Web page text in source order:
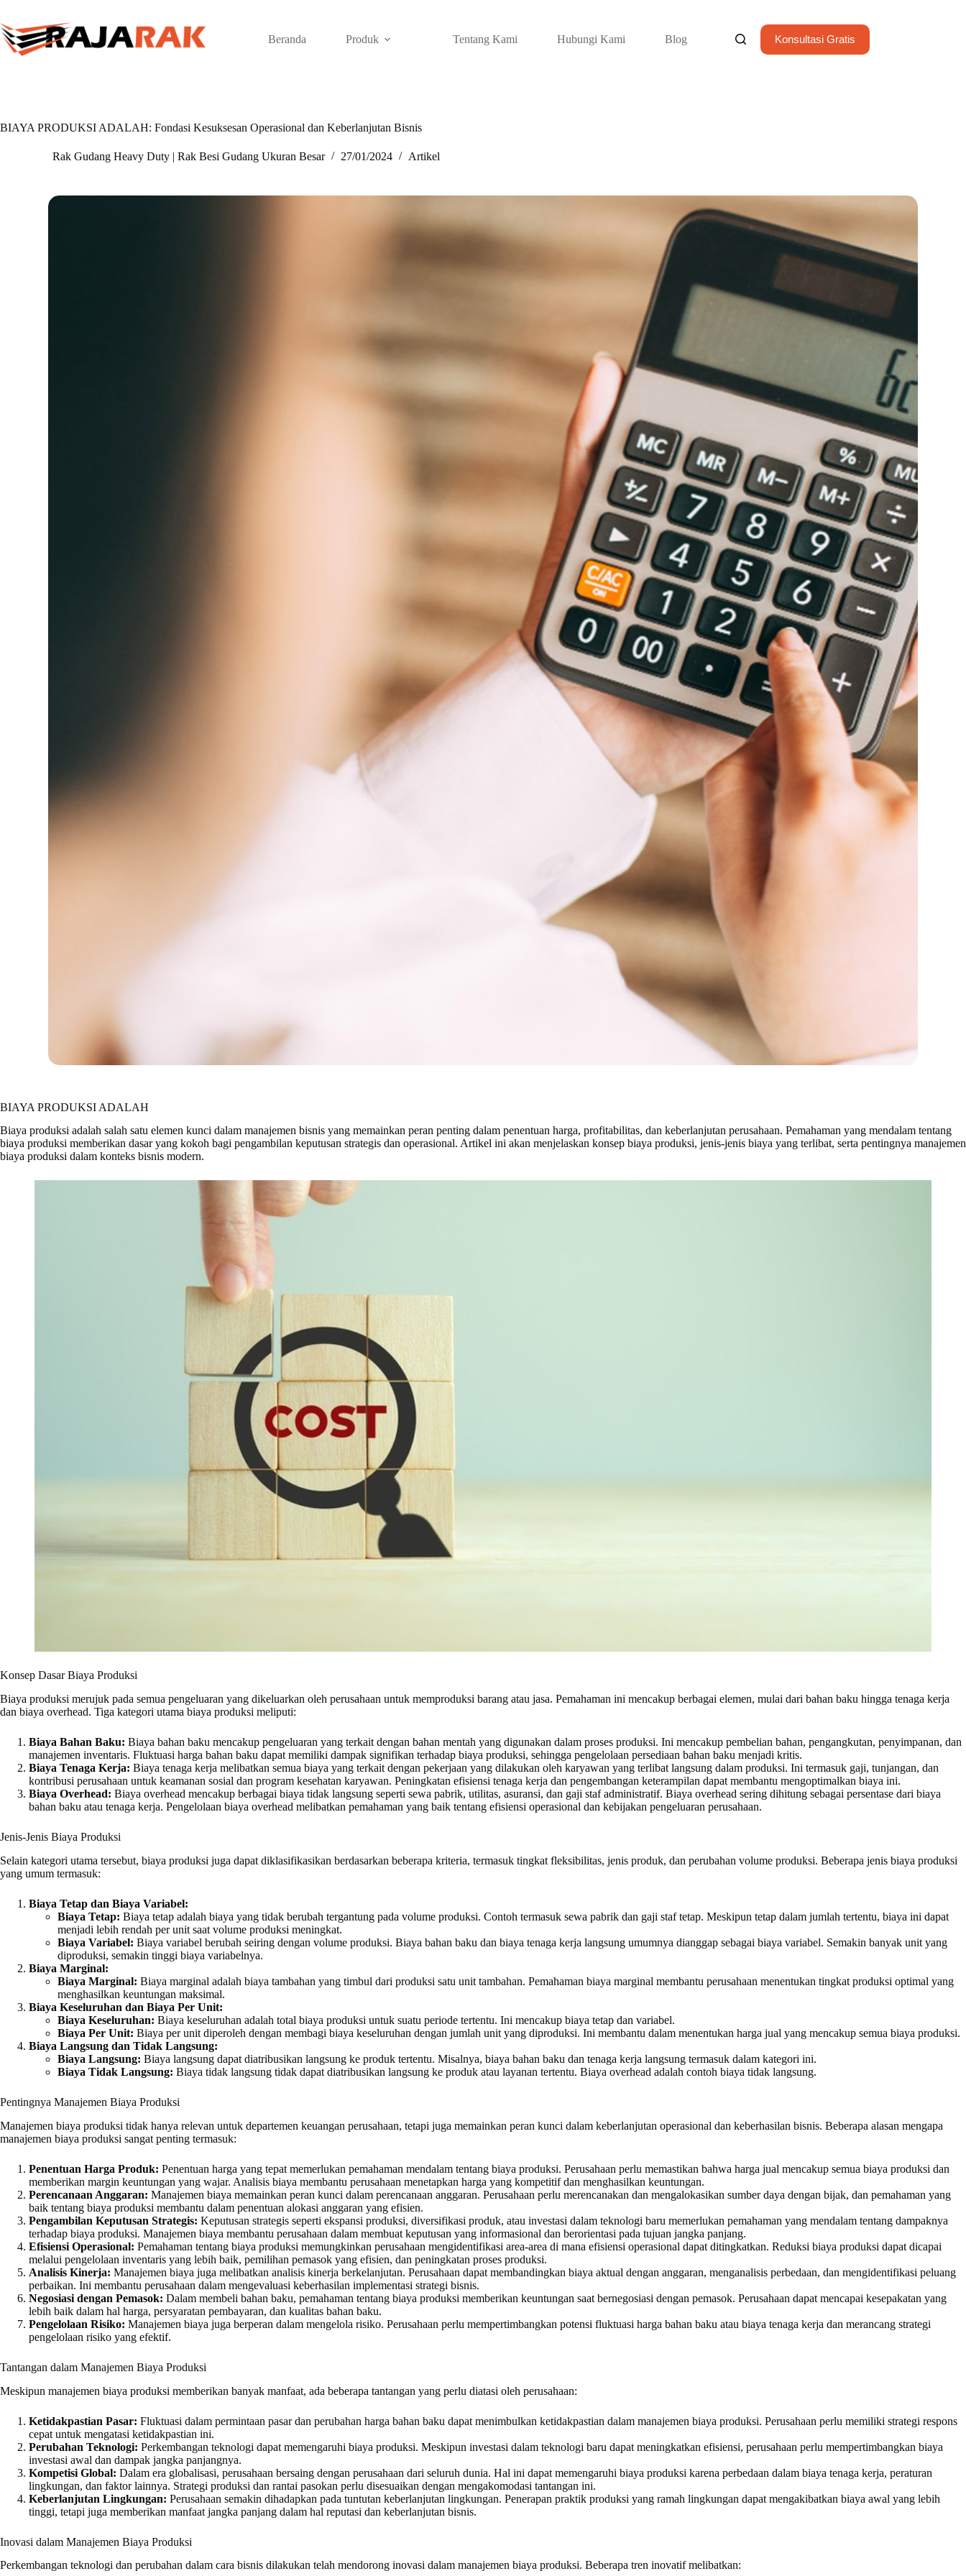
content
Beranda Produk Tentang Kami Hubungi Kami Blog Konsultasi Gratis
BIAYA PRODUKSI ADALAH: Fondasi Kesuksesan Operasional dan Keberlanjutan Bisnis
Rak Gudang Heavy Duty | Rak Besi Gudang Ukuran Besar 27/01/2024 Artikel
BIAYA PRODUKSI ADALAH
Biaya produksi adalah salah satu elemen kunci dalam manajemen bisnis yang memainkan peran penting dalam penentuan harga, profitabilitas, dan keberlanjutan perusahaan. Pemahaman yang mendalam tentang
biaya produksi memberikan dasar yang kokoh bagi pengambilan keputusan strategis dan operasional. Artikel ini akan menjelaskan konsep biaya produksi, jenis-jenis biaya yang terlibat, serta pentingnya manajemen
biaya produksi dalam konteks bisnis modern.
Konsep Dasar Biaya Produksi
Biaya produksi merujuk pada semua pengeluaran yang dikeluarkan oleh perusahaan untuk memproduksi barang atau jasa. Pemahaman ini mencakup berbagai elemen, mulai dari bahan baku hingga tenaga kerja
dan biaya overhead. Tiga kategori utama biaya produksi meliputi:
Biaya Bahan Baku: Biaya bahan baku mencakup pengeluaran yang terkait dengan bahan mentah yang digunakan dalam proses produksi. Ini mencakup pembelian bahan, pengangkutan, penyimpanan, dan
manajemen inventaris. Fluktuasi harga bahan baku dapat memiliki dampak signifikan terhadap biaya produksi, sehingga pengelolaan persediaan bahan baku menjadi kritis.
Biaya Tenaga Kerja: Biaya tenaga kerja melibatkan semua biaya yang terkait dengan pekerjaan yang dilakukan oleh karyawan yang terlibat langsung dalam produksi. Ini termasuk gaji, tunjangan, dan
kontribusi perusahaan untuk keamanan sosial dan program kesehatan karyawan. Peningkatan efisiensi tenaga kerja dan pengembangan keterampilan dapat membantu mengoptimalkan biaya ini.
Biaya Overhead: Biaya overhead mencakup berbagai biaya tidak langsung seperti sewa pabrik, utilitas, asuransi, dan gaji staf administratif. Biaya overhead sering dihitung sebagai persentase dari biaya
bahan baku atau tenaga kerja. Pengelolaan biaya overhead melibatkan pemahaman yang baik tentang efisiensi operasional dan kebijakan pengeluaran perusahaan.
Jenis-Jenis Biaya Produksi
Selain kategori utama tersebut, biaya produksi juga dapat diklasifikasikan berdasarkan beberapa kriteria, termasuk tingkat fleksibilitas, jenis produk, dan perubahan volume produksi. Beberapa jenis biaya produksi
yang umum termasuk:
Biaya Tetap dan Biaya Variabel:
Biaya Tetap: Biaya tetap adalah biaya yang tidak berubah tergantung pada volume produksi. Contoh termasuk sewa pabrik dan gaji staf tetap. Meskipun tetap dalam jumlah tertentu, biaya ini dapat
menjadi lebih rendah per unit saat volume produksi meningkat.
Biaya Variabel: Biaya variabel berubah seiring dengan volume produksi. Biaya bahan baku dan biaya tenaga kerja langsung umumnya dianggap sebagai biaya variabel. Semakin banyak unit yang
diproduksi, semakin tinggi biaya variabelnya.
Biaya Marginal:
Biaya Marginal: Biaya marginal adalah biaya tambahan yang timbul dari produksi satu unit tambahan. Pemahaman biaya marginal membantu perusahaan menentukan tingkat produksi optimal yang
menghasilkan keuntungan maksimal.
Biaya Keseluruhan dan Biaya Per Unit:
Biaya Keseluruhan: Biaya keseluruhan adalah total biaya produksi untuk suatu periode tertentu. Ini mencakup biaya tetap dan variabel.
Biaya Per Unit: Biaya per unit diperoleh dengan membagi biaya keseluruhan dengan jumlah unit yang diproduksi. Ini membantu dalam menentukan harga jual yang mencakup semua biaya produksi.
Biaya Langsung dan Tidak Langsung:
Biaya Langsung: Biaya langsung dapat diatribusikan langsung ke produk tertentu. Misalnya, biaya bahan baku dan tenaga kerja langsung termasuk dalam kategori ini.
Biaya Tidak Langsung: Biaya tidak langsung tidak dapat diatribusikan langsung ke produk atau layanan tertentu. Biaya overhead adalah contoh biaya tidak langsung.
Pentingnya Manajemen Biaya Produksi
Manajemen biaya produksi tidak hanya relevan untuk departemen keuangan perusahaan, tetapi juga memainkan peran kunci dalam keberlanjutan operasional dan keberhasilan bisnis. Beberapa alasan mengapa
manajemen biaya produksi sangat penting termasuk:
Penentuan Harga Produk: Penentuan harga yang tepat memerlukan pemahaman mendalam tentang biaya produksi. Perusahaan perlu memastikan bahwa harga jual mencakup semua biaya produksi dan
memberikan margin keuntungan yang wajar. Analisis biaya membantu perusahaan menetapkan harga yang kompetitif dan menghasilkan keuntungan.
Perencanaan Anggaran: Manajemen biaya memainkan peran kunci dalam perencanaan anggaran. Perusahaan perlu merencanakan dan mengalokasikan sumber daya dengan bijak, dan pemahaman yang
baik tentang biaya produksi membantu dalam penentuan alokasi anggaran yang efisien.
Pengambilan Keputusan Strategis: Keputusan strategis seperti ekspansi produksi, diversifikasi produk, atau investasi dalam teknologi baru memerlukan pemahaman yang mendalam tentang dampaknya
terhadap biaya produksi. Manajemen biaya membantu perusahaan dalam membuat keputusan yang informasional dan berorientasi pada tujuan jangka panjang.
Efisiensi Operasional: Pemahaman tentang biaya produksi memungkinkan perusahaan mengidentifikasi area-area di mana efisiensi operasional dapat ditingkatkan. Reduksi biaya produksi dapat dicapai
melalui pengelolaan inventaris yang lebih baik, pemilihan pemasok yang efisien, dan peningkatan proses produksi.
Analisis Kinerja: Manajemen biaya juga melibatkan analisis kinerja berkelanjutan. Perusahaan dapat membandingkan biaya aktual dengan anggaran, menganalisis perbedaan, dan mengidentifikasi peluang
perbaikan. Ini membantu perusahaan dalam mengevaluasi keberhasilan implementasi strategi bisnis.
Negosiasi dengan Pemasok: Dalam membeli bahan baku, pemahaman tentang biaya produksi memberikan keuntungan saat bernegosiasi dengan pemasok. Perusahaan dapat mencapai kesepakatan yang
lebih baik dalam hal harga, persyaratan pembayaran, dan kualitas bahan baku.
Pengelolaan Risiko: Manajemen biaya juga berperan dalam mengelola risiko. Perusahaan perlu mempertimbangkan potensi fluktuasi harga bahan baku atau biaya tenaga kerja dan merancang strategi
pengelolaan risiko yang efektif.
Tantangan dalam Manajemen Biaya Produksi
Meskipun manajemen biaya produksi memberikan banyak manfaat, ada beberapa tantangan yang perlu diatasi oleh perusahaan:
Ketidakpastian Pasar: Fluktuasi dalam permintaan pasar dan perubahan harga bahan baku dapat menimbulkan ketidakpastian dalam manajemen biaya produksi. Perusahaan perlu memiliki strategi respons
cepat untuk mengatasi ketidakpastian ini.
Perubahan Teknologi: Perkembangan teknologi dapat memengaruhi biaya produksi. Meskipun investasi dalam teknologi baru dapat meningkatkan efisiensi, perusahaan perlu mempertimbangkan biaya
investasi awal dan dampak jangka panjangnya.
Kompetisi Global: Dalam era globalisasi, perusahaan bersaing dengan perusahaan dari seluruh dunia. Hal ini dapat memengaruhi biaya produksi karena perbedaan dalam biaya tenaga kerja, peraturan
lingkungan, dan faktor lainnya. Strategi produksi dan rantai pasokan perlu disesuaikan dengan mengakomodasi tantangan ini.
Keberlanjutan Lingkungan: Perusahaan semakin dihadapkan pada tuntutan keberlanjutan lingkungan. Penerapan praktik produksi yang ramah lingkungan dapat mengakibatkan biaya awal yang lebih
tinggi, tetapi juga memberikan manfaat jangka panjang dalam hal reputasi dan keberlanjutan bisnis.
Inovasi dalam Manajemen Biaya Produksi
Perkembangan teknologi dan perubahan dalam cara bisnis dilakukan telah mendorong inovasi dalam manajemen biaya produksi. Beberapa tren inovatif melibatkan: